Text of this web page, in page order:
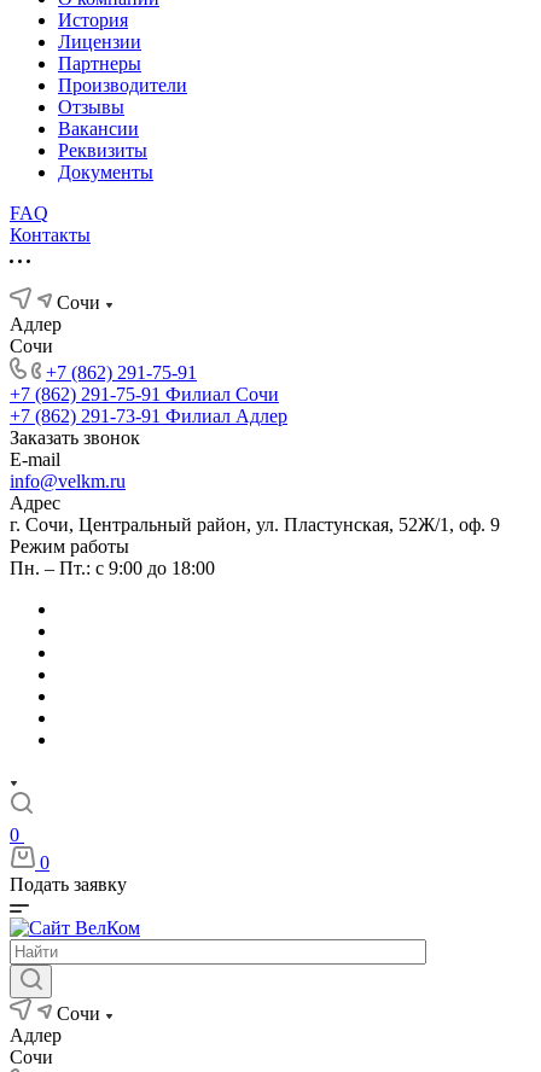
История
Лицензии
Партнеры
Производители
Отзывы
Вакансии
Реквизиты
Документы
FAQ
Контакты
Сочи
Адлер
Сочи
+7 (862) 291-75-91
+7 (862) 291-75-91 Филиал Сочи
+7 (862) 291-73-91 Филиал Адлер
Заказать звонок
E-mail
info@velkm.ru
Адрес
г. Сочи, Центральный район, ул. Пластунская, 52Ж/1, оф. 9
Режим работы
Пн. – Пт.: с 9:00 до 18:00
0
0
Подать заявку
Сочи
Адлер
Сочи